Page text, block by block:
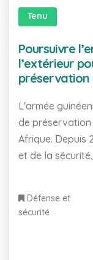
Tenu
Poursuivre
l’extérieur
préservation
L'armée
de préservation
Afrique. Depuis
et de la sécurité,
Défense et
sécurité